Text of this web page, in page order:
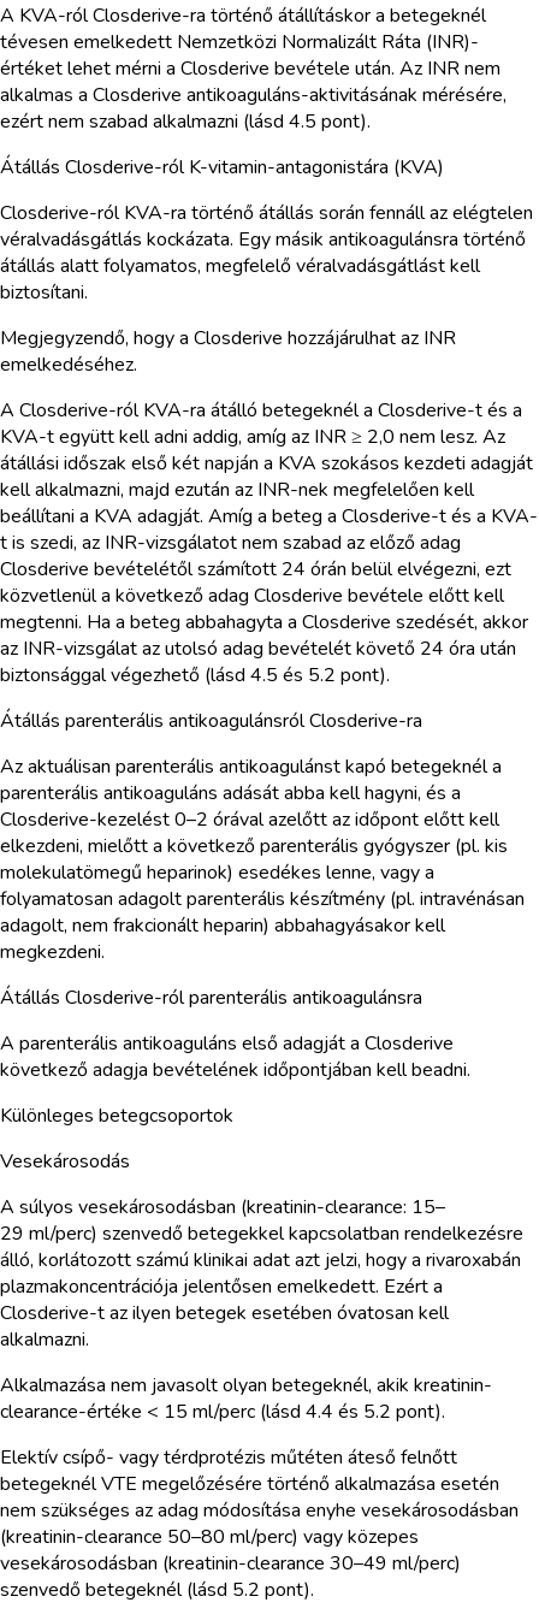
A KVA-ról Closderive-ra történő átállításkor a betegeknél
tévesen emelkedett Nemzetközi Normalizált Ráta (INR)-
értéket lehet mérni a Closderive bevétele után. Az INR nem
alkalmas a Closderive antikoaguláns-aktivitásának mérésére,
ezért nem szabad alkalmazni (lásd 4.5 pont).
Átállás Closderive-ról K-vitamin-antagonistára (KVA)
Closderive-ról KVA-ra történő átállás során fennáll az elégtelen
véralvadásgátlás kockázata. Egy másik antikoagulánsra történő
átállás alatt folyamatos, megfelelő véralvadásgátlást kell
biztosítani.
Megjegyzendő, hogy a Closderive hozzájárulhat az INR
emelkedéséhez.
A Closderive-ról KVA-ra átálló betegeknél a Closderive-t és a
KVA-t együtt kell adni addig, amíg az INR ≥ 2,0 nem lesz. Az
átállási időszak első két napján a KVA szokásos kezdeti adagját
kell alkalmazni, majd ezután az INR-nek megfelelően kell
beállítani a KVA adagját. Amíg a beteg a Closderive-t és a KVA-
t is szedi, az INR-vizsgálatot nem szabad az előző adag
Closderive bevételétől számított 24 órán belül elvégezni, ezt
közvetlenül a következő adag Closderive bevétele előtt kell
megtenni. Ha a beteg abbahagyta a Closderive szedését, akkor
az INR-vizsgálat az utolsó adag bevételét követő 24 óra után
biztonsággal végezhető (lásd 4.5 és 5.2 pont).
Átállás parenterális antikoagulánsról Closderive-ra
Az aktuálisan parenterális antikoagulánst kapó betegeknél a
parenterális antikoaguláns adását abba kell hagyni, és a
Closderive-kezelést 0–2 órával azelőtt az időpont előtt kell
elkezdeni, mielőtt a következő parenterális gyógyszer (pl. kis
molekulatömegű heparinok) esedékes lenne, vagy a
folyamatosan adagolt parenterális készítmény (pl. intravénásan
adagolt, nem frakcionált heparin) abbahagyásakor kell
megkezdeni.
Átállás Closderive-ról parenterális antikoagulánsra
A parenterális antikoaguláns első adagját a Closderive
következő adagja bevételének időpontjában kell beadni.
Különleges betegcsoportok
Vesekárosodás
A súlyos vesekárosodásban (kreatinin-clearance: 15–
29 ml/perc) szenvedő betegekkel kapcsolatban rendelkezésre
álló, korlátozott számú klinikai adat azt jelzi, hogy a rivaroxabán
plazmakoncentrációja jelentősen emelkedett. Ezért a
Closderive-t az ilyen betegek esetében óvatosan kell
alkalmazni.
Alkalmazása nem javasolt olyan betegeknél, akik kreatinin-
clearance-értéke < 15 ml/perc (lásd 4.4 és 5.2 pont).
Elektív csípő- vagy térdprotézis műtéten áteső felnőtt
betegeknél VTE megelőzésére történő alkalmazása esetén
nem szükséges az adag módosítása enyhe vesekárosodásban
(kreatinin-clearance 50–80 ml/perc) vagy közepes
vesekárosodásban (kreatinin-clearance 30–49 ml/perc)
szenvedő betegeknél (lásd 5.2 pont).